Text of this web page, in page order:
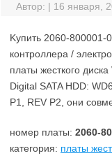
Автор: | 16 января,
Kупить 2060-800001-
контроллера /
платы жесткого
Digital SATA HDD:
P1, REV P2, они
номер платы: 2060-
категория: платы